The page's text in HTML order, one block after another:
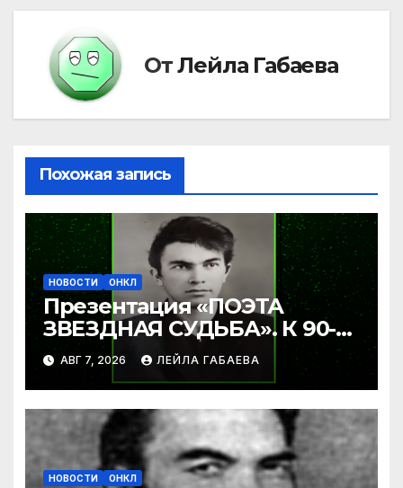
ОтЛейла Габаева
Похожая запись
НОВОСТИ ОНКЛ
Презентация «ПОЭТА
ЗВЕЗДНАЯ СУДЬБА». К 90-
летию Ибрагима Бабаева.
АВГ 7, 2026 ЛЕЙЛА ГАБАЕВА
НОВОСТИ ОНКЛ